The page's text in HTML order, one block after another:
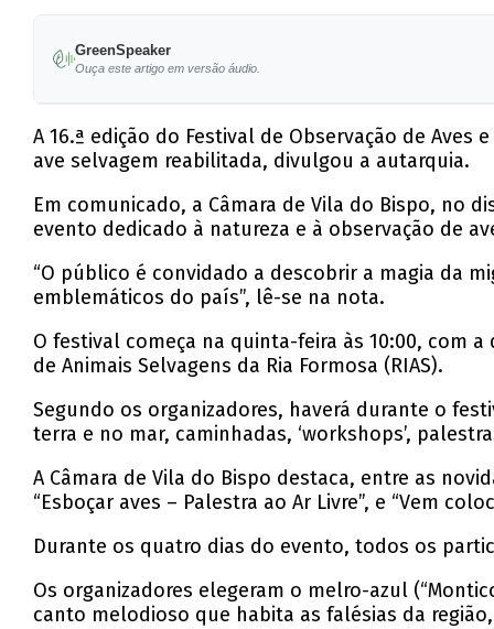
GreenSpeaker
Ouça este artigo em versão áudio.
A 16.ª edição do Festival de Observação de
ave selvagem reabilitada, divulgou a autarquia.
Em comunicado, a Câmara de Vila do Bispo, no
evento dedicado à natureza e à observação de
“O público é convidado a descobrir a magia da
emblemáticos do país”, lê-se na nota.
O festival começa na quinta-feira às 10:00, com
de Animais Selvagens da Ria Formosa (RIAS).
Segundo os organizadores, haverá durante o
terra e no mar, caminhadas, ‘workshops’,
A Câmara de Vila do Bispo destaca, entre as
“Esboçar aves – Palestra ao Ar Livre”, e “Vem
Durante os quatro dias do evento, todos os
Os organizadores elegeram o melro-azul
canto melodioso que habita as falésias da